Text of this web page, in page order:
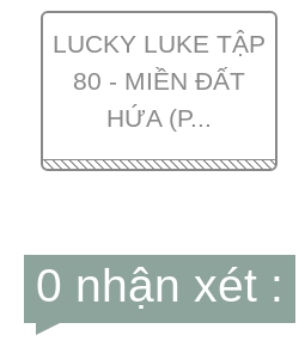
LUCKY LUKE TẬP
80 - MIỀN ĐẤT
HỨA (P...
0 nhận xét :